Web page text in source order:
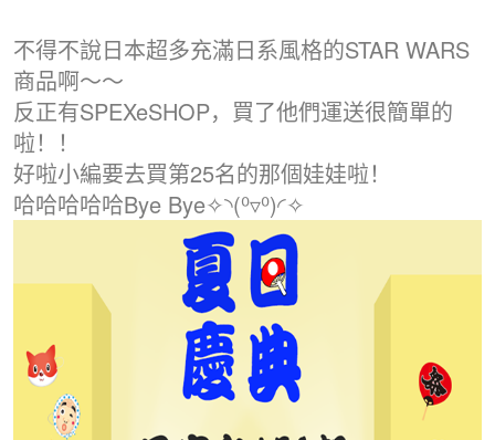
不得不說日本超多充滿日系風格的STAR WARS
商品啊～～
反正有SPEXeSHOP，買了他們運送很簡單的
啦！！
好啦小編要去買第25名的那個娃娃啦！
哈哈哈哈哈Bye Bye✧◝(⁰▿⁰)◜✧